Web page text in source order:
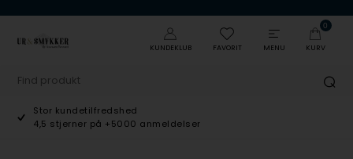
KUNDEKLUB FAVORIT MENU
0
KURV
Stor kundetilfredshed
4,5 stjerner på +5000 anmeldelser